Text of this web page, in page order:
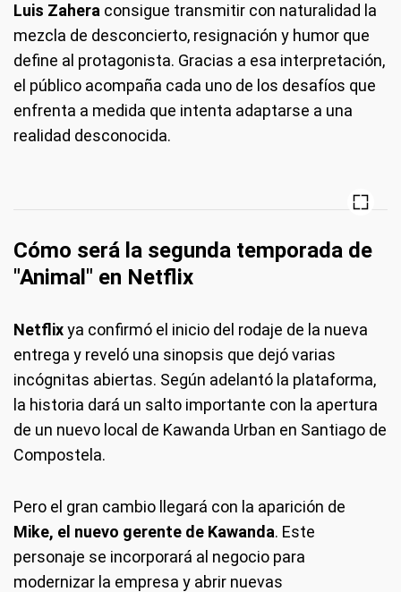
Luis Zahera consigue transmitir con naturalidad la
mezcla de desconcierto, resignación y humor que
define al protagonista. Gracias a esa interpretación,
el público acompaña cada uno de los desafíos que
enfrenta a medida que intenta adaptarse a una
realidad desconocida.
Cómo será la segunda temporada de
"Animal" en Netflix
Netflixya confirmó el inicio del rodaje de la nueva
entrega y reveló una sinopsis que dejó varias
incógnitas abiertas. Según adelantó la plataforma,
la historia dará un salto importante con la apertura
de un nuevo local de Kawanda Urban en Santiago de
Compostela.
Pero el gran cambio llegará con la aparición de
Mike, el nuevo gerente de Kawanda. Este
personaje se incorporará al negocio para
modernizar la empresa y abrir nuevas